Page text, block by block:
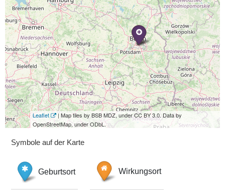
Leaflet
| Map tiles by BSB MDZ, under CC BY 3.0. Data by
OpenStreetMap, under ODbL.
Symbole auf der Karte
Geburtsort Wirkungsort